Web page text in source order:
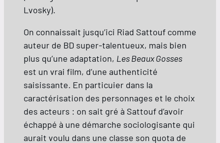
Lvosky).
On connaissait jusqu’ici Riad Sattouf comme
auteur de BD super-talentueux, mais bien
plus qu’une adaptation, Les Beaux Gosses
est un vrai film, d’une authenticité
saisissante. En particuier dans la
caractérisation des personnages et le choix
des acteurs : on sait gré à Sattouf d’avoir
échappé à une démarche sociologisante qui
aurait voulu dans une classe son quota de